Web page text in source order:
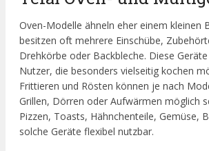
Oven-Modelle ähneln eher einem kleinen
besitzen oft mehrere Einschübe,
Drehkörbe oder Backbleche. Diese
Nutzer, die besonders vielseitig kochen
Frittieren und Rösten können je nach
Grillen, Dörren oder Aufwärmen möglich
Pizzen, Toasts, Hähnchenteile, Gemüse,
solche Geräte flexibel nutzbar.